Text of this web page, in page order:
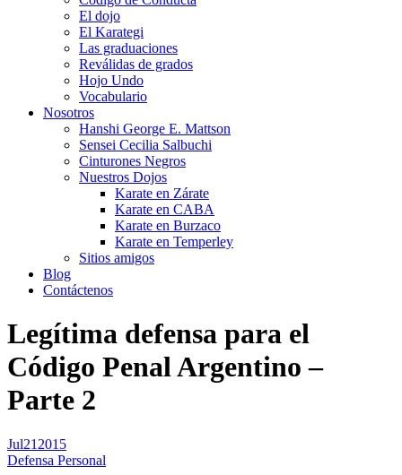
El dojo
El Karategi
Las graduaciones
Reválidas de grados
Hojo Undo
Vocabulario
Nosotros
Hanshi George E. Mattson
Sensei Cecilia Salbuchi
Cinturones Negros
Nuestros Dojos
Karate en Zárate
Karate en CABA
Karate en Burzaco
Karate en Temperley
Sitios amigos
Blog
Contáctenos
Legítima defensa para el
Código Penal Argentino –
Parte 2
Jul21 2015
Defensa Personal